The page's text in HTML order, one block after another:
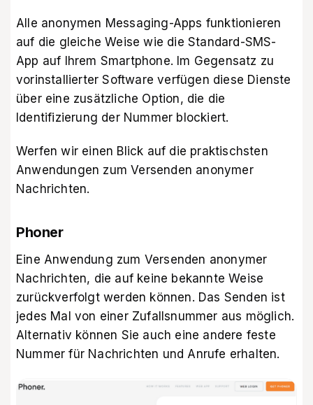
Alle anonymen Messaging-Apps funktionieren
auf die gleiche Weise wie die Standard-SMS-
App auf Ihrem Smartphone. Im Gegensatz zu
vorinstallierter Software verfügen diese Dienste
über eine zusätzliche Option, die die
Identifizierung der Nummer blockiert.
Werfen wir einen Blick auf die praktischsten
Anwendungen zum Versenden anonymer
Nachrichten.
Phoner
Eine Anwendung zum Versenden anonymer
Nachrichten, die auf keine bekannte Weise
zurückverfolgt werden können. Das Senden ist
jedes Mal von einer Zufallsnummer aus möglich.
Alternativ können Sie auch eine andere feste
Nummer für Nachrichten und Anrufe erhalten.